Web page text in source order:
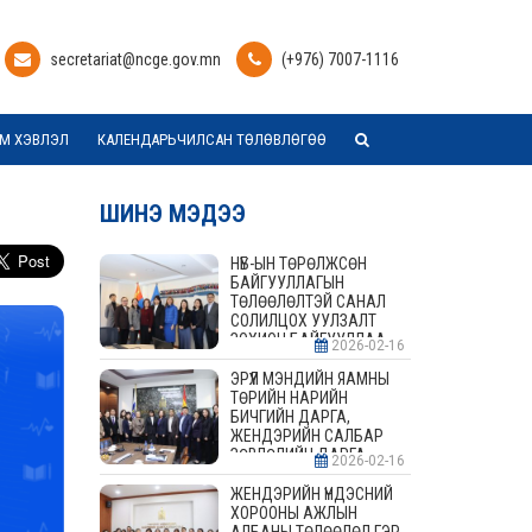
secretariat@ncge.gov.mn (+976) 7007-1116
ХЭВЛЭЛ КАЛЕНДАРЬЧИЛСАН ТӨЛӨВЛӨГӨӨ
ШИНЭ МЭДЭЭ
НҮБ-ЫН ТӨРӨЛЖСӨН
БАЙГУУЛЛАГЫН
ТӨЛӨӨЛӨЛТЭЙ САНАЛ
СОЛИЛЦОХ УУЛЗАЛТ
ЗОХИОН БАЙГУУЛЛАА
2026-02-16
ЭРҮҮЛ МЭНДИЙН ЯАМНЫ
ТӨРИЙН НАРИЙН
БИЧГИЙН ДАРГА,
ЖЕНДЭРИЙН САЛБАР
ЗӨВЛӨЛИЙН ДАРГА,
ГИШҮҮДТЭЙ УУЛЗАЛТ
ЗОХИОН БАЙГУУЛАВ
2026-02-16
ЖЕНДЭРИЙН ҮНДЭСНИЙ
ХОРООНЫ АЖЛЫН